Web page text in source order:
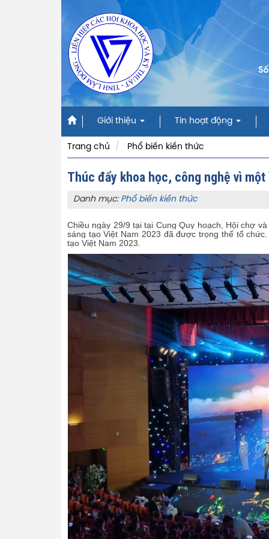
Giới thiệu Tin hoạt động
Trang chủ Phổ biến kiến thức
Thúc đẩy khoa học, công nghệ vì
Danh mục: Phổ biến kiến thức
Chiều ngày 29/9 tại tại Cung Quy hoạch, Hội chợ
sáng tạo Việt Nam 2023 đã được trọng thể tổ
tạo Việt Nam 2023.